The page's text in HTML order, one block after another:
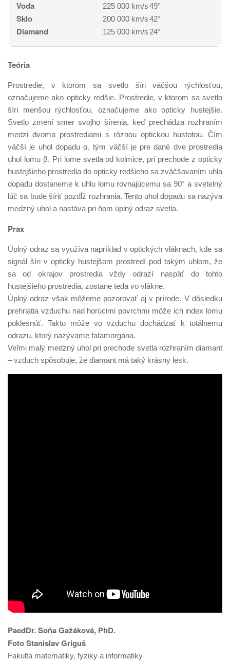
Voda 225 000 km/s49°
Sklo 200 000 km/s42°
Diamand 125 000 km/s 24°
Teória
Prostredie, v ktorom sa svetlo šíri väčšou rýchlosťou,
označujeme ako opticky redšie. Prostredie, v ktorom sa svetlo
šíri menšou rýchlosťou, označujeme ako opticky hustejšie.
Svetlo zmení smer svojho šírenia, keď prechádza rozhraním
medzi dvoma prostrediami s rôznou optickou hustotou. Čím
väčší je uhol dopadu α, tým väčší je pre dané dve prostredia
uhol lomu β. Pri lome svetla od kolmice, pri prechode z opticky
hustejšieho prostredia do opticky redšieho sa zväčšovaním uhla
dopadu dostaneme k uhlu lomu rovnajúcemu sa 90° a svetelný
lúč sa bude šíriť pozdĺž rozhrania. Tento uhol dopadu sa nazýva
medzný uhol a nastáva pri ňom úplný odraz svetla.
Prax
Úplný odraz sa využíva napríklad v optických vláknach, kde sa
signál šíri v opticky hustejšom prostredí pod takým uhlom, že
sa od okrajov prostredia vždy odrazí naspäť do tohto
hustejšieho prostredia, zostane teda vo vlákne.
Úplný odraz však môžeme pozorovať aj v prírode. V dôsledku
prehriatia vzduchu nad horúcimi povrchmi môže ich index lomu
poklesnúť. Takto môže vo vzduchu dochádzať k totálnemu
odrazu, ktorý nazývame fatamorgána.
Veľmi malý medzný uhol pri prechode svetla rozhraním diamant
– vzduch spôsobuje, že diamant má taký krásny lesk.
PaedDr. Soňa Gažáková, PhD.
Foto Stanislav Griguš
Fakulta matematiky, fyziky a informatiky